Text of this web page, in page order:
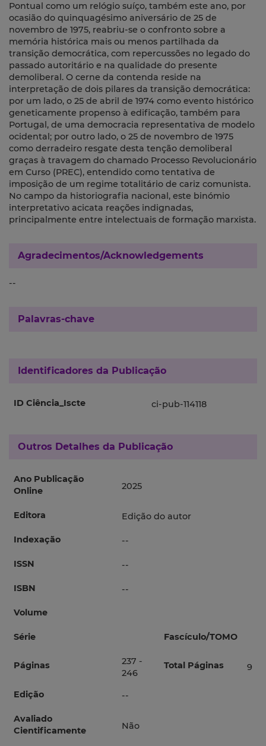
Pontual como um relógio suíço, também este ano, por
ocasião do quinquagésimo aniversário de 25 de
novembro de 1975, reabriu-se o confronto sobre a
memória histórica mais ou menos partilhada da
transição democrática, com repercussões no legado do
passado autoritário e na qualidade do presente
demoliberal. O cerne da contenda reside na
interpretação de dois pilares da transição democrática:
por um lado, o 25 de abril de 1974 como evento histórico
geneticamente propenso à edificação, também para
Portugal, de uma democracia representativa de modelo
ocidental; por outro lado, o 25 de novembro de 1975
como derradeiro resgate desta tenção demoliberal
graças à travagem do chamado Processo Revolucionário
em Curso (PREC), entendido como tentativa de
imposição de um regime totalitário de cariz comunista.
No campo da historiografia nacional, este binómio
interpretativo acicata reações indignadas,
principalmente entre intelectuais de formação marxista.
Agradecimentos/Acknowledgements
--
Palavras-chave
Identificadores da Publicação
ID Ciência_Iscte ci-pub-114118
Outros Detalhes da Publicação
Ano Publicação
Online
2025
Editora Edição do autor
Indexação --
ISSN --
ISBN --
Volume
Série Fascículo/TOMO
Páginas
237 -
246
Total Páginas 9
Edição --
Avaliado
Cientificamente
Não